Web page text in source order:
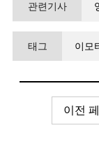
관련기사
태그 이모
이전